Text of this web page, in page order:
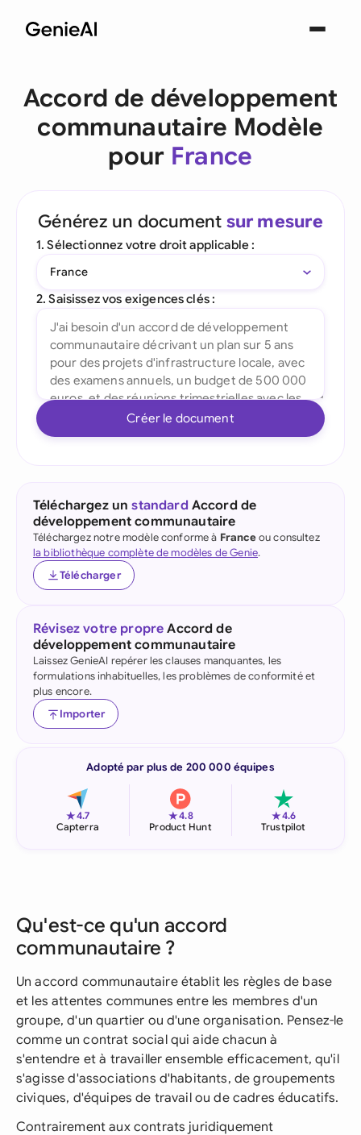
Accord de développement
communautaire Modèle
pour France
Générez un document sur mesure
1. Sélectionnez votre droit applicable :
France
2. Saisissez vos exigences clés :
Créer le document
Téléchargez unstandardAccord de
développement communautaire
Téléchargez notre modèle conforme à Franceou consultez
la bibliothèque complète de modèles de Genie.
Télécharger
Révisez votre propre Accord de
développement communautaire
Laissez GenieAI repérer les clauses manquantes, les
formulations inhabituelles, les problèmes de conformité et
plus encore.
Importer
Adopté par plus de 200 000 équipes
★4.7
Capterra
★4.8
Product Hunt
★4.6
Trustpilot
Qu'est-ce qu'un accord
communautaire ?
Un accord communautaire établit les règles de base
et les attentes communes entre les membres d'un
groupe, d'un quartier ou d'une organisation. Pensez-le
comme un contrat social qui aide chacun à
s'entendre et à travailler ensemble efficacement, qu'il
s'agisse d'associations d'habitants, de groupements
civiques, d'équipes de travail ou de cadres éducatifs.
Contrairement aux contrats juridiquement